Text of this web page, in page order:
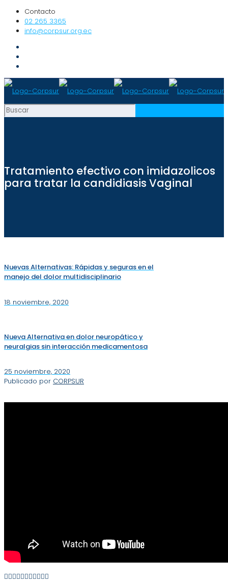
Contacto
02 265 3365
info@corpsur.org.ec
Tratamiento efectivo con imidazolicos
para tratar la candidiasis Vaginal​​​​​​​​​​​​​​
Nuevas Alternativas: Rápidas y seguras en el
manejo del dolor multidisciplinario
18 noviembre, 2020
Nueva Alternativa en dolor neuropático y
neuralgias sin interacción medicamentosa
25 noviembre, 2020
Publicado por CORPSUR
􏰅􏰉􏰍􏰂􏰎􏰂􏰀􏰅􏰏􏰉􏰐